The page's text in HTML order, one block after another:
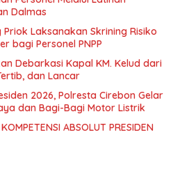
Dalmas
Laksanakan Skrining Risiko
bagi Personel PNPP
Debarkasi Kapal KM. Kelud dari
dan Lancar
2026, Polresta Cirebon Gelar
dan Bagi-Bagi Motor Listrik
ABSOLUT PRESIDEN